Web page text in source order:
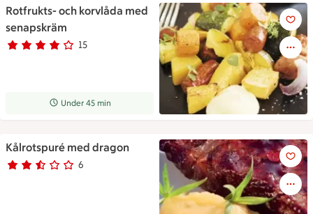
Rotfrukts- och korvlåda med
senapskräm
Betyg 3.9 av 5. 15
15 personer har röstat
Receptet tar Under 45 min att tillaga
Under 45 min
Rotfrukts- och korvlåda med
Kålrotspuré med dragon
Betyg 2.3 av 5. 6
6 personer har röstat
Kålrotspuré med dragon